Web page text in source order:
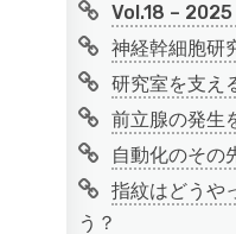
Vol.18 – 2025
神経幹細胞研
研究室を支え
前立腺の発生
自動化のその
指紋はどうや
う？